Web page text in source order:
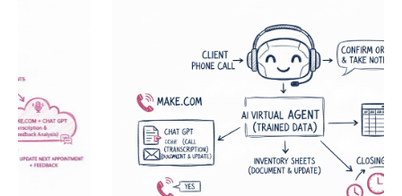
OPERACIONES